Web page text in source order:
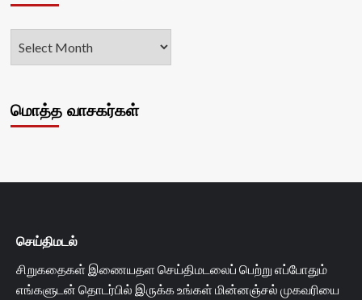
மொத்த வாசகர்கள்
செய்திமடல்
சிறுகதைகள் இணையதள செய்திமடலைப் பெற்று எப்போதும்
எங்களுடன் தொடர்பில் இருக்க உங்கள் மின்னஞ்சல் முகவரியை